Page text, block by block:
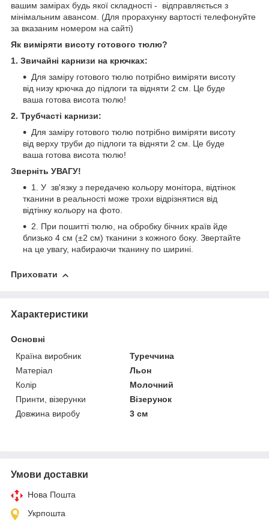
вашим замірах будь якої складності -
відправляється з
мінімальним авансом. (Для прорахунку вартості телефонуйте
за вказаним номером на сайті)
Як виміряти висоту готового тюлю?
1. Звичайні карнизи на крючках:
Для заміру готового тюлю потрібно виміряти висоту
від низу крючка до підлоги та відняти 2 см. Це буде
ваша готова висота тюлю!
2. Трубчасті карнизи:
Для заміру готового тюлю потрібно виміряти висоту
від верху труби до підлоги та відняти 2 см. Це буде
ваша готова висота тюлю!
Зверніть УВАГУ!
1. У зв'язку з передачею кольору монітора, відтінок
тканини в реальності може трохи відрізнятися від
відтінку кольору на фото.
2. При пошитті тюлю, на обробку бічних країв йде
близько 4 см (±2 см) тканини з кожного боку. Звертайте
на це увагу, набираючи тканину по ширині.
Приховати
Характеристики
Основні
Країна виробник
Туреччина
Матеріал
Льон
Колір
Молочний
Принти, візерунки
Візерунок
Довжина виробу
3 см
Умови доставки
Нова Пошта
Укрпошта